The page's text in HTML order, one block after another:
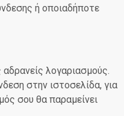
ή οποιαδήποτε
λογαριασμούς.
στην ιστοσελίδα, για
σου θα παραμείνει